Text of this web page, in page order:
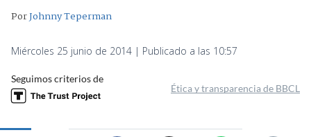
PorJohnny Teperman
Miércoles 25 junio de 2014 | Publicado a las 10:57
Seguimos criterios de
Ética y transparencia de BBCL